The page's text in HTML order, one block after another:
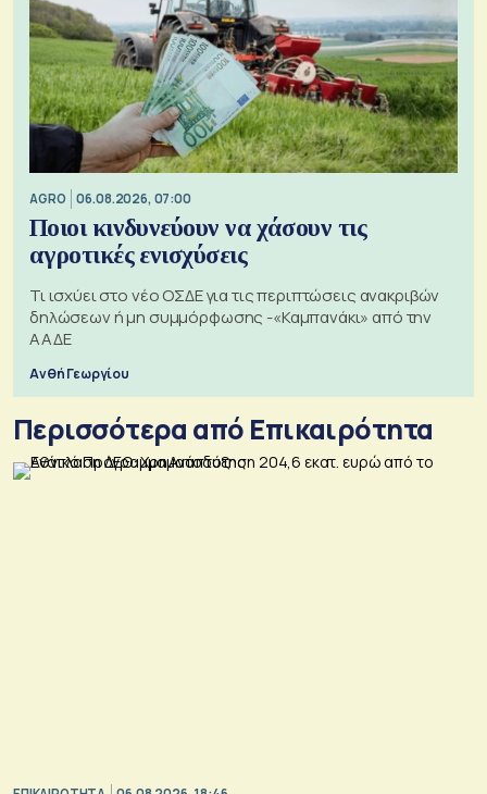
AGRO 06.08.2026, 07:00
Ποιοι κινδυνεύουν να χάσουν τις
αγροτικές ενισχύσεις
Τι ισχύει στο νέο ΟΣΔΕ για τις περιπτώσεις ανακριβών
δηλώσεων ή μη συμμόρφωσης -«Καμπανάκι» από την
ΑΑΔΕ
Ανθή Γεωργίου
Περισσότερα από Επικαιρότητα